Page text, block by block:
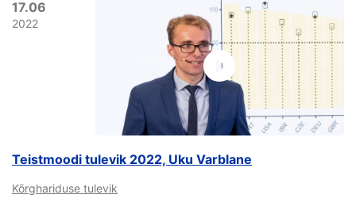
17.06
2022
Teistmoodi tulevik 2022, Uku Varblane
Kõrghariduse tulevik